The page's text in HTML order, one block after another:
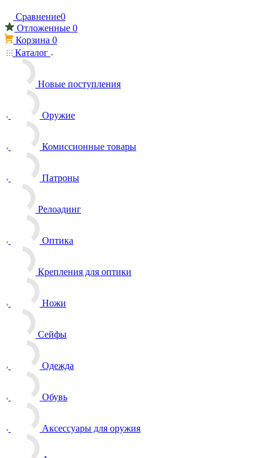
Сравнение0
Отложенные 0
Корзина 0
Каталог
Новые поступления
Оружие
Комиссионные товары
Патроны
Релоадинг
Оптика
Крепления для оптики
Ножи
Сейфы
Одежда
Обувь
Аксессуары для оружия